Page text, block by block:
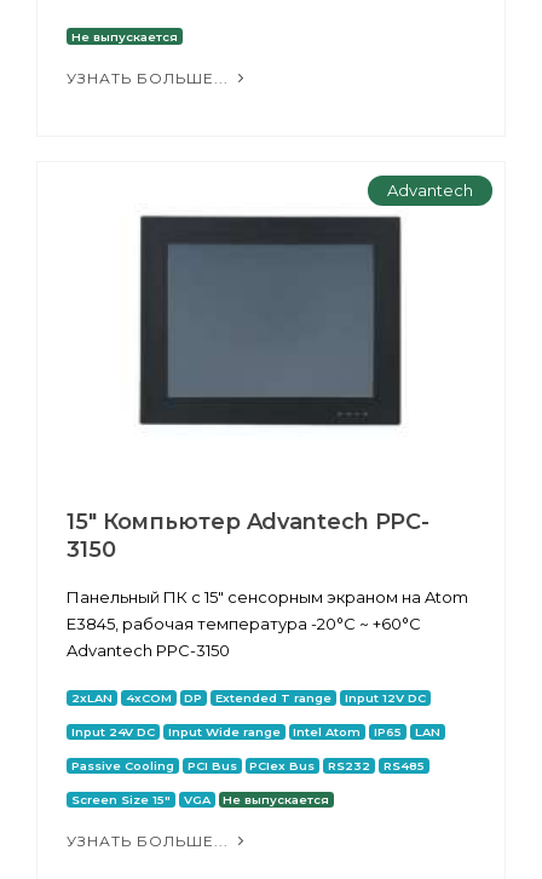
Не выпускается
УЗНАТЬ БОЛЬШЕ...
Advantech
15" Компьютер Advantech PPC-
3150
Панельный ПК с 15" сенсорным экраном на Atom
E3845, рабочая температура -20°C ~ +60°C
Advantech PPC-3150
2xLAN 4xCOM DP Extended T range Input 12V DC
Input 24V DC Input Wide range Intel Atom IP65 LAN
Passive Cooling PCI Bus PCIex Bus RS232 RS485
Screen Size 15" VGA Не выпускается
УЗНАТЬ БОЛЬШЕ...